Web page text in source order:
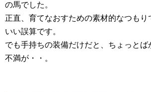
の馬でした。
正直、育てなおすための素材的なつもり
いい誤算です。
でも手持ちの装備だけだと、ちょっとば
不満が・・。